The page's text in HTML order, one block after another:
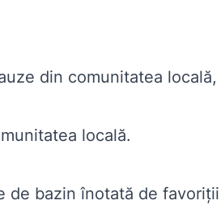
din comunitatea
locală.
de bazin înotată de favoriţii